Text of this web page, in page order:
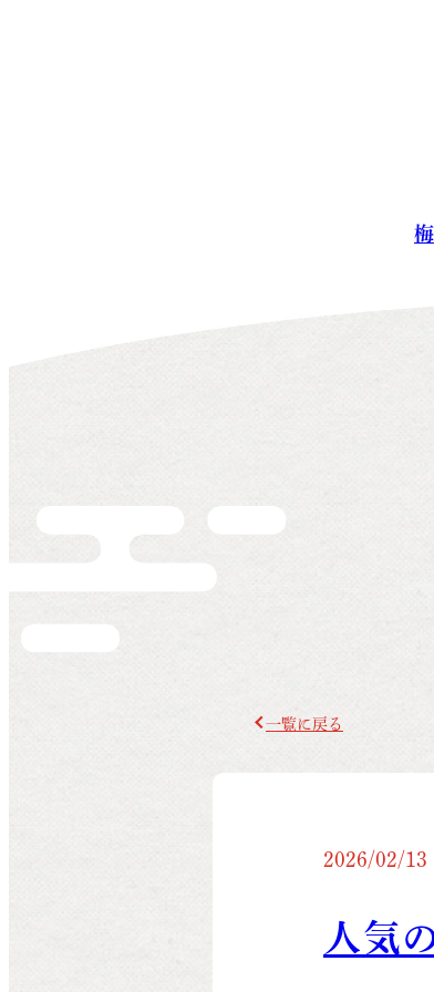
一覧に戻る
2026/02/13
人気